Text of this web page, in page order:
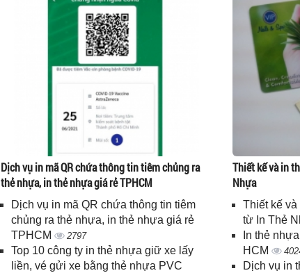
Dịch vụ in mã QR chứa thông tin tiêm chủng ra
thẻ nhựa, in thẻ nhựa giá rẻ TPHCM
Dịch vụ in mã QR chứa thông tin tiêm
chủng ra thẻ nhựa, in thẻ nhựa giá rẻ
TPHCM
2797
Top 10 công ty in thẻ nhựa giữ xe lấy
liền, vé gửi xe bằng thẻ nhựa PVC
Thiết kế và in
Nhựa
Thiết kế
từ In Thẻ
In thẻ
HCM
Dịch vụ in